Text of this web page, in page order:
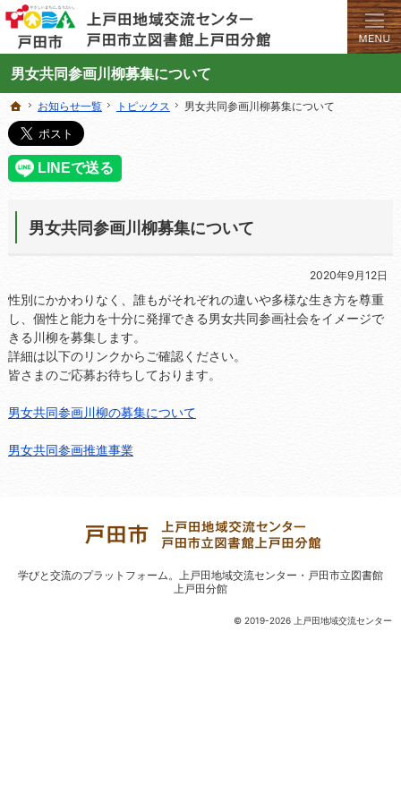
男女共同参画川柳募集について
学びと交流のプラットフォーム。地域の講座や施設をご案内しています。
上戸田地域交流センターや戸田市立図書館上戸田分館の総合案内サイト
ホーム
お知らせ一覧 トピックス 男女共同参画川柳募集について
男女共同参画川柳募集について
2020年9月12日
性別にかかわりなく、誰もがそれぞれの違いや多様な生き方を尊重
し、個性と能力を十分に発揮できる男女共同参画社会をイメージで
きる川柳を募集します。
詳細は以下のリンクからご確認ください。
皆さまのご応募お待ちしております。
男女共同参画川柳の募集について
男女共同参画推進事業
ホーム
お知らせ一覧 トピックス 男女共同参画川柳募集について
© 2019-2026 上戸田地域交流センター
学びと交流のプラットフォーム。
上戸田地域交流センター・戸田市立図書館
上戸田分館